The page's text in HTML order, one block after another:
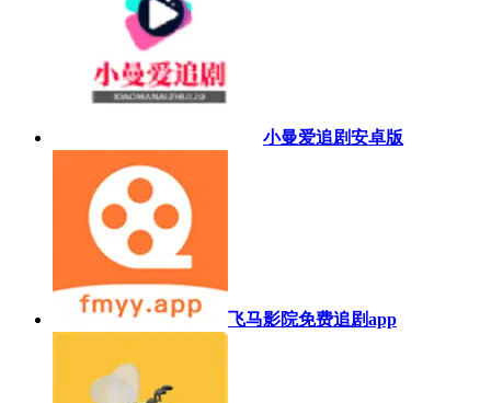
小曼爱追剧安卓版
飞马影院免费追剧app